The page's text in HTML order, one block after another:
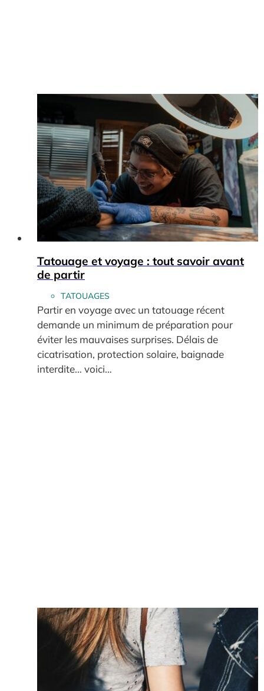
Tatouage et voyage : tout savoir avant
de partir
TATOUAGES
Partir en voyage avec un tatouage récent
demande un minimum de préparation pour
éviter les mauvaises surprises. Délais de
cicatrisation, protection solaire, baignade
interdite… voici…